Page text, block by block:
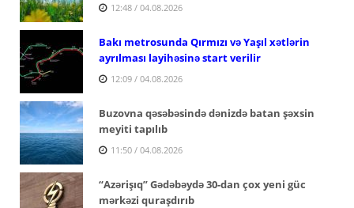
12:48 / 04.08.2026
Bakı metrosunda Qırmızı və Yaşıl xətlərin
ayrılması layihəsinə start verilir
12:09 / 04.08.2026
Buzovna qəsəbəsində dənizdə batan şəxsin
meyiti tapılıb
11:50 / 04.08.2026
“Azərişıq” Gədəbəydə 30-dan çox yeni güc
mərkəzi quraşdırıb